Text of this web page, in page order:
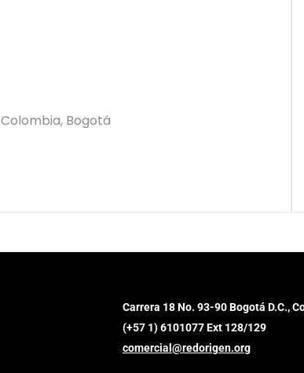
Colombia, Bogotá
Carrera 18 No. 93-90 Bogotá D.C.,
(+57 1) 6101077 Ext 128/129
comercial@redorigen.org